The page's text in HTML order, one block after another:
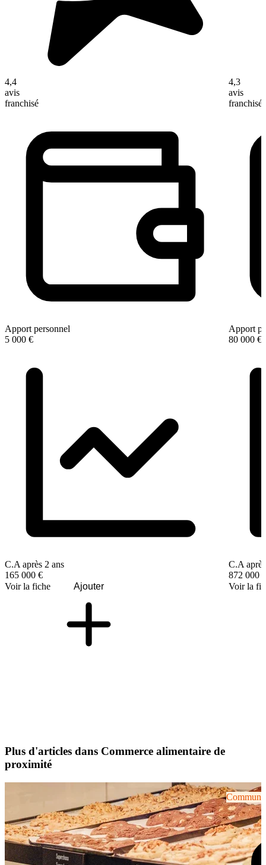
4,4
avis
franchisé
Apport personnel
5 000 €
C.A après 2 ans
165 000 €
Voir la fiche
Ajouter
4,3
avis
franchisé
Apport
80 000 €
C.A
872 000 €
Voir la
Plus d'articles dans Commerce alimentaire de
proximité